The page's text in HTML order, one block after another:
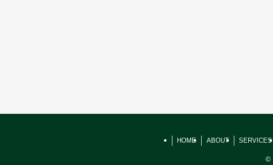
HOME ABOUT SERVICES
©